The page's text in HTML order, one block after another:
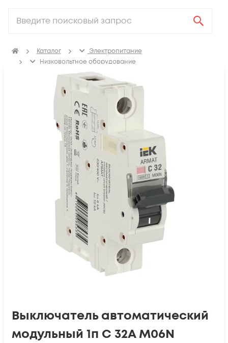
Каталог
Электропитание
Низковольтное оборудование
Выключатель автоматический модульный
Выключатель автоматический
модульный 1п C 32А M06N